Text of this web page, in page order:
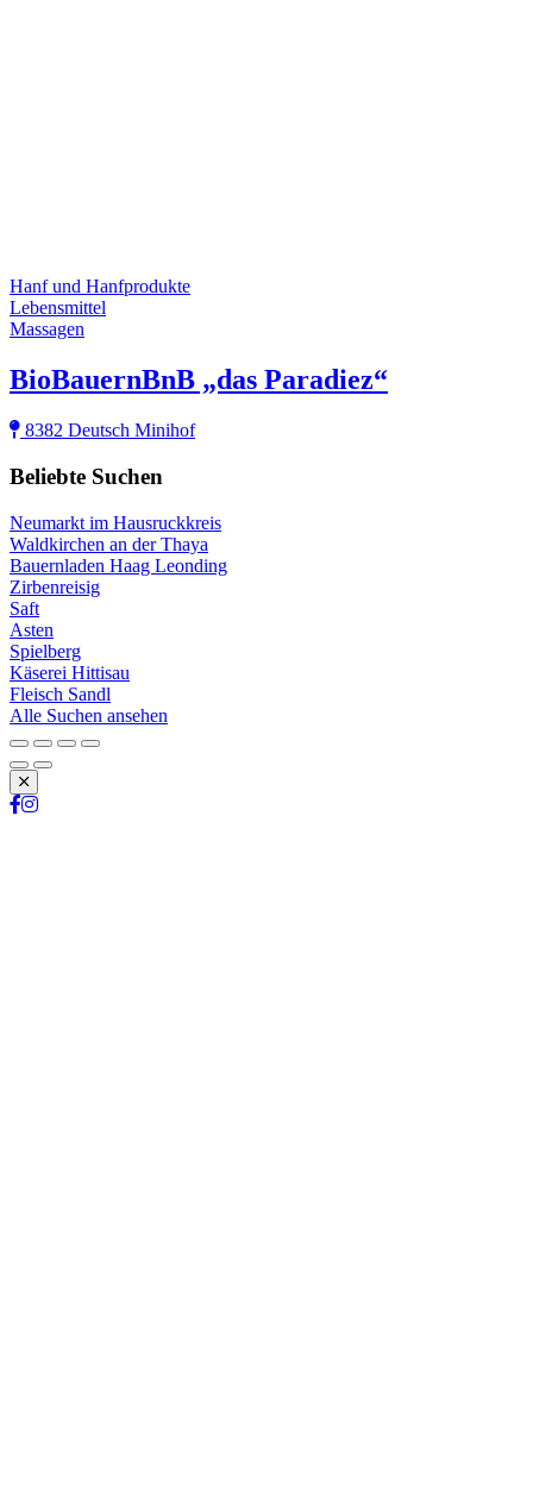
Hanf und Hanfprodukte
Lebensmittel
Massagen
BioBauernBnB „das Paradiez“
8382 Deutsch Minihof
Beliebte Suchen
Neumarkt im Hausruckkreis
Waldkirchen an der Thaya
Bauernladen Haag Leonding
Zirbenreisig
Saft
Asten
Spielberg
Käserei Hittisau
Fleisch Sandl
Alle Suchen ansehen
Schließen